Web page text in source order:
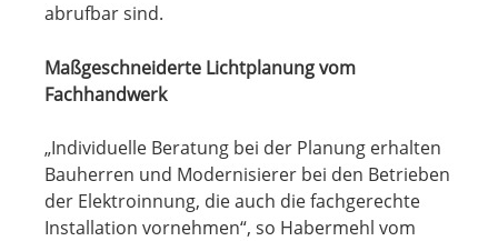
abrufbar sind.
Maßgeschneiderte Lichtplanung vom
Fachhandwerk
„Individuelle Beratung bei der Planung erhalten
Bauherren und Modernisierer bei den Betrieben
der Elektroinnung, die auch die fachgerechte
Installation vornehmen“, so Habermehl vom